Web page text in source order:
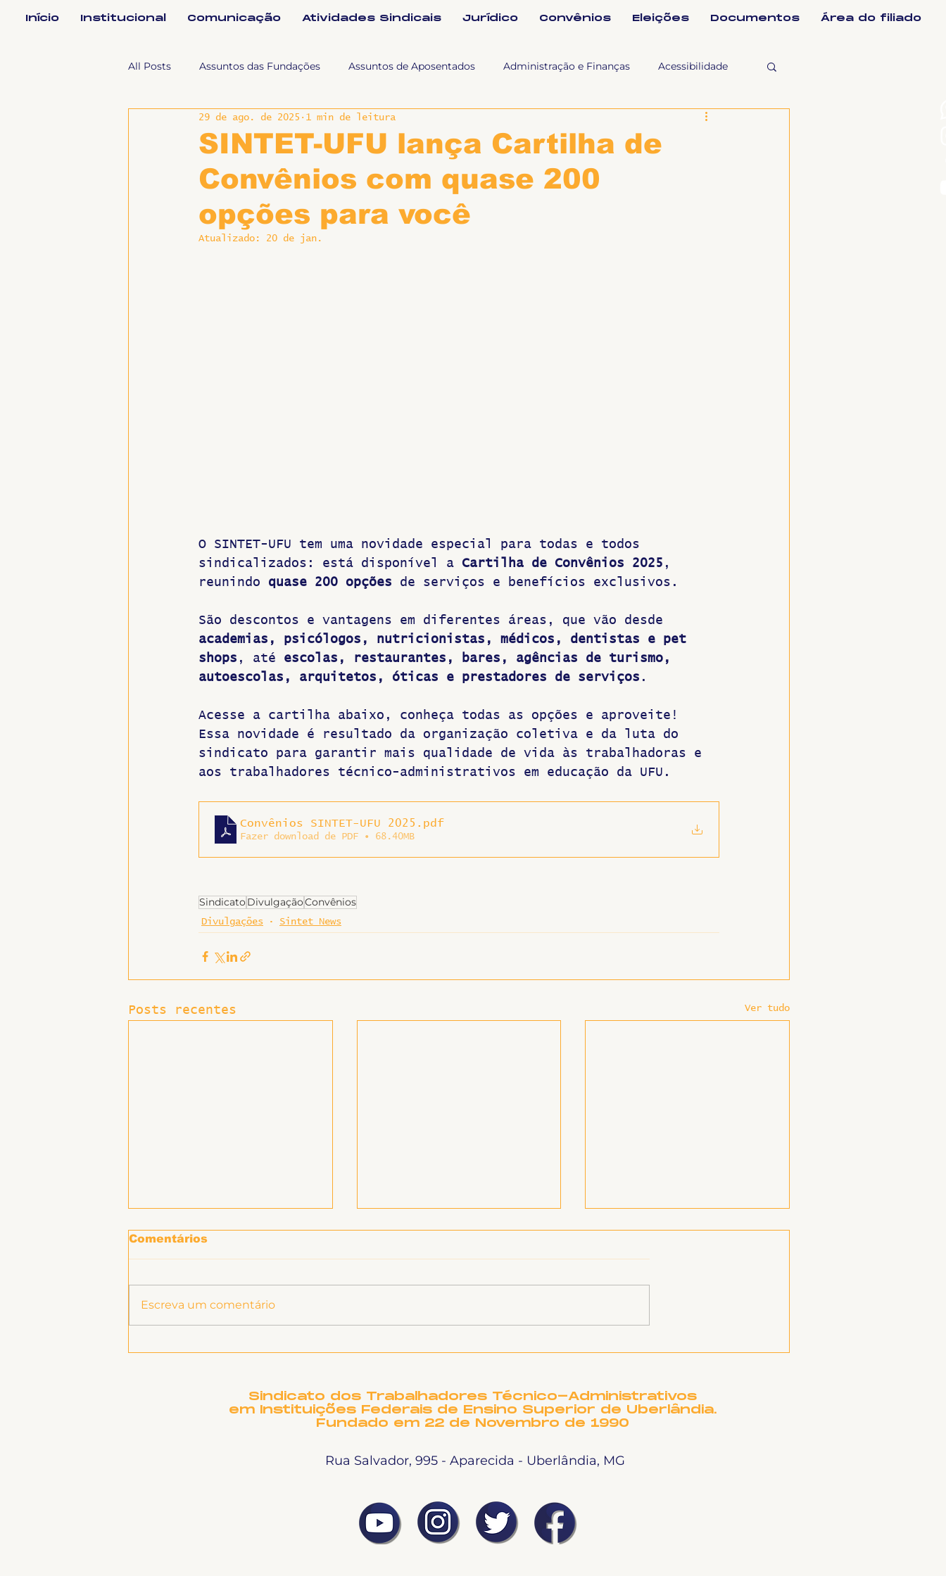
Início Institucional Comunicação Atividades Sindicais Jurídico Convênios Eleições Documentos Área do filiado
All Posts Assuntos das Fundações Assuntos de Aposentados Administração e Finanças Acessibilidade
Assuntos Jurídicos e Relação de Tra Fala SINTET-UFU
Coordenações Efetivos Documentos Formação e Relações Sindicais Mundo
Notícias Imprensa e comunicação
SINTET-UFU lança Cartilha de
Convênios com quase 200
opções para você
29 de ago. de 2025 1 min de leitura
Atualizado: 20 de jan.
O SINTET-UFU tem uma novidade especial para todas e todos
sindicalizados: está disponível a Cartilha de Convênios 2025 ,
reunindo quase 200 opções de serviços e benefícios exclusivos.
São descontos e vantagens em diferentes áreas, que vão desde
academias, psicólogos, nutricionistas, médicos, dentistas e pet
shops , até escolas, restaurantes, bares, agências de turismo,
autoescolas, arquitetos, óticas e prestadores de serviços .
Acesse a cartilha abaixo, conheça todas as opções e aproveite!
Essa novidade é resultado da organização coletiva e da luta do
sindicato para garantir mais qualidade de vida às trabalhadoras e
aos trabalhadores técnico-administrativos em educação da UFU.
Convênios SINTET-UFU 2025 .pdf
Fazer download de PDF • 68.40MB
Sindicato DivulgaçãoConvênios
Divulgações Sintet News
Posts recentes Ver tudo
Informe sobre RSC
NOME?
Comentários
Escreva um comentário
Sindicato dos Trabalhadores Técnico-Administrativos
em Instituições Federais de Ensino Superior de Uberlândia.
Fundado em 22 de Novembro de 1990
Rua Salvador, 995 - Aparecida - Uberlândia, MG